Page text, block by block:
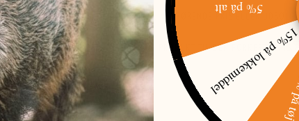
ÆNDRES. I TILFÆLDE AF TRYKFEJL VEDRØRENDE PRIS ELLER
TIL AT LEVERE DET PÅGÆLDENDE PRODUKT TIL DEN FORKERTE PRIS.
SOM VIRKER MISVISENDE.
15% på
5% på alt